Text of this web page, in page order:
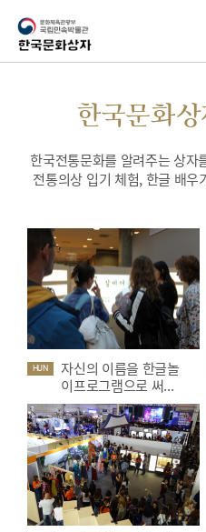
한국문화
한국전통문화를 알려주는 상자
전통의상 입기 체험, 한글 배
HUN
자신의 이름을 한글놀
이프로그램으로 써...